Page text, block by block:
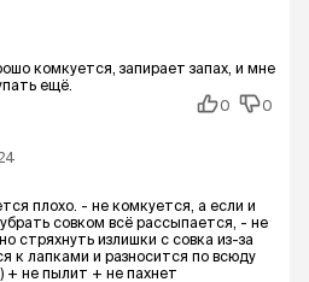
комкуется, запирает запах, и мне
ещё.
0
0
плохо. - не комкуется, а если и
совком всё рассыпается, - не
стряхнуть излишки с совка из-за
к лапками и разносится по всюду
+ не пылит + не пахнет